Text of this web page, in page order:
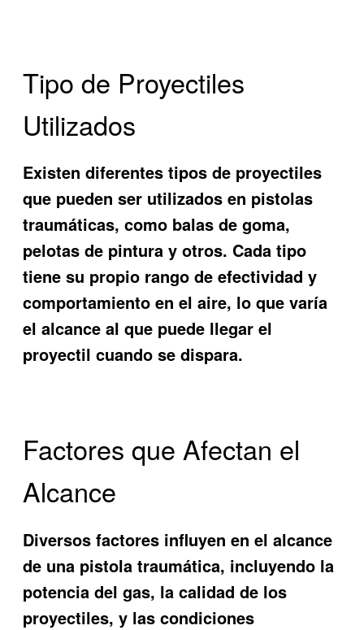
Tipo de Proyectiles
Utilizados
Existen diferentes tipos de proyectiles
que pueden ser utilizados en pistolas
traumáticas, como balas de goma,
pelotas de pintura y otros. Cada tipo
tiene su propio rango de efectividad y
comportamiento en el aire, lo que varía
el alcance al que puede llegar el
proyectil cuando se dispara.
Factores que Afectan el
Alcance
Diversos factores influyen en el alcance
de una pistola traumática, incluyendo la
potencia del gas, la calidad de los
proyectiles, y las condiciones